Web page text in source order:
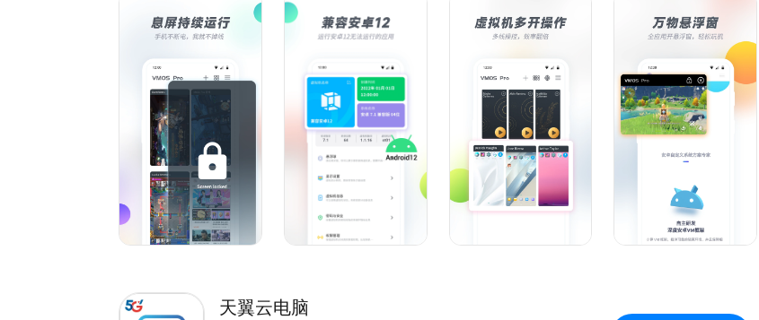
多应用同屏操作。是真机的共存版。还可以做到通过文件中转站进行资源克隆,免去繁琐的重复安装。
VMOS Pro功能特色：
【万物悬浮窗】支持任意应用浮窗化，可多应用同屏操作。
【应用双开】游戏双开，应用双开，边玩游戏边看直播，边玩游戏边聊天，比云手机更流畅，工作生活两不误。
【ROM平台】安卓7.1、5.1的多ROM系统版本。
【操作便捷】拥有悬浮球功能，操作和切换简单便捷。
【息屏挂机】支持修改分辨率，可息屏后台运行。
天翼云电脑